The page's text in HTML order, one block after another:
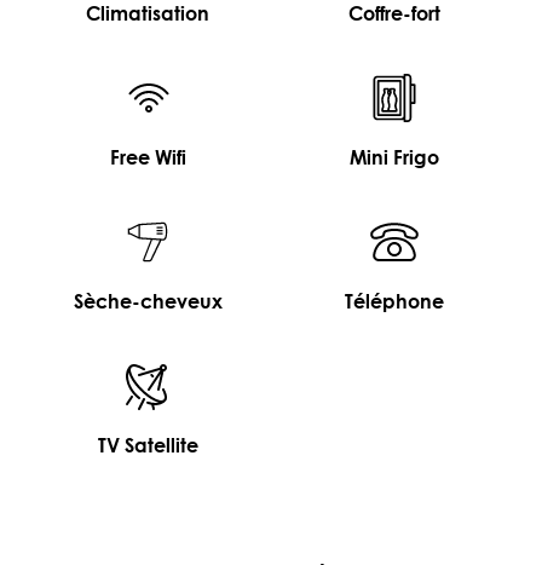
Climatisation Coffre-fort
Free Wifi Mini Frigo
Sèche-cheveux Téléphone
TV Satellite